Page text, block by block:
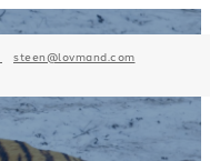
steen@lovmand.com